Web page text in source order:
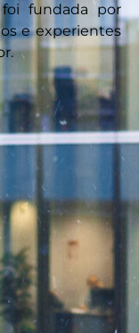
fundada por
e experientes